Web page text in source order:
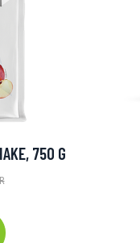
750 G